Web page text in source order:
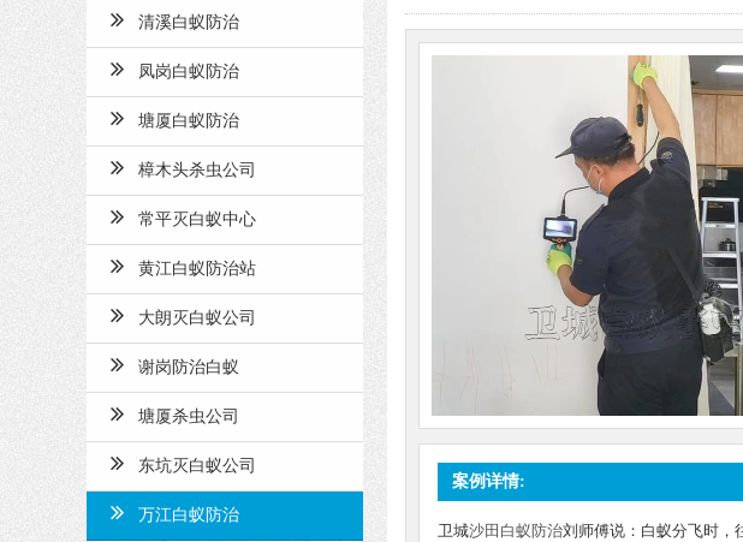
清溪白蚁防治
凤岗白蚁防治
塘厦白蚁防治
樟木头杀虫公司
常平灭白蚁中心
黄江白蚁防治站
大朗灭白蚁公司
谢岗防治白蚁
塘厦杀虫公司
东坑灭白蚁公司
万江白蚁防治
案例详情:
卫城沙田白蚁防治刘师傅说：白蚁分飞时，